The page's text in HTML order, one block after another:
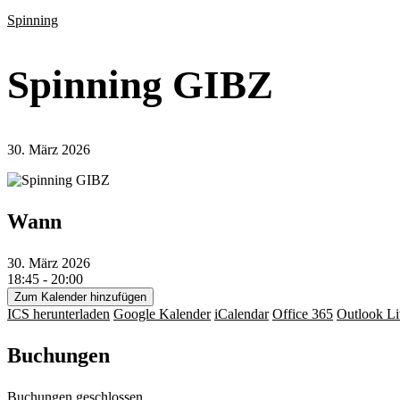
Spinning
Spinning GIBZ
30. März 2026
Wann
30. März 2026
18:45 - 20:00
Zum Kalender hinzufügen
ICS herunterladen Google Kalender iCalendar Office 365 Outlook
Buchungen
Buchungen geschlossen